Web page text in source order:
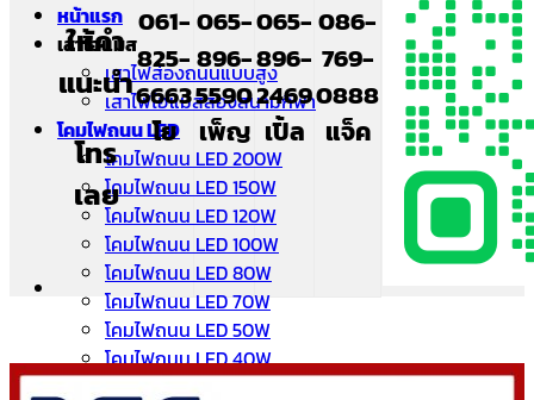
หน้าแรก
เสาไฮแมส
เสาไฟส่องถนนแบบสูง
เสาไฟไฮแมสส่องสนามกีฬา
โคมไฟถนน LED
โคมไฟถนน LED 200W
โคมไฟถนน LED 150W
โคมไฟถนน LED 120W
โคมไฟถนน LED 100W
โคมไฟถนน LED 80W
โคมไฟถนน LED 70W
โคมไฟถนน LED 50W
โคมไฟถนน LED 40W
ให้คำ
แนะนำ
โทร
เลย
061-
825-
6663
โย
065-
896-
5590
เพ็ญ
065-
896-
2469
เปิ้ล
086-
769-
0888
แจ็ค